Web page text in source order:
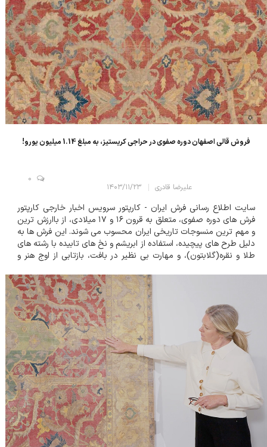
فروش قالی اصفهان دوره صفوی در حراجی کریستیز، به مبلغ 1.14 میلیون یورو!
علیرضا قادری ۱۴۰۳/۱۱/۲۳
0
سایت اطلاع رسانی فرش ایران - کارپتور سرویس اخبار خارجی کارپتور
فرش های دوره صفوی، متعلق به قرون ۱۶ و ۱۷ میلادی، از باارزش ترین
و مهم ترین منسوجات تاریخی ایران محسوب می شوند. این فرش ها به
دلیل طرح های پیچیده، استفاده از ابریشم و نخ های تابیده با رشته های
طلا و نقره(گلابتون)، و مهارت بی نظیر در بافت، بازتابی از اوج هنر و